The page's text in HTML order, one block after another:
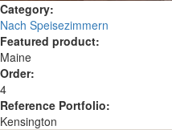
Category:
Nach Speisezimmern
Featured product:
Maine
Order:
4
Reference Portfolio:
Kensington